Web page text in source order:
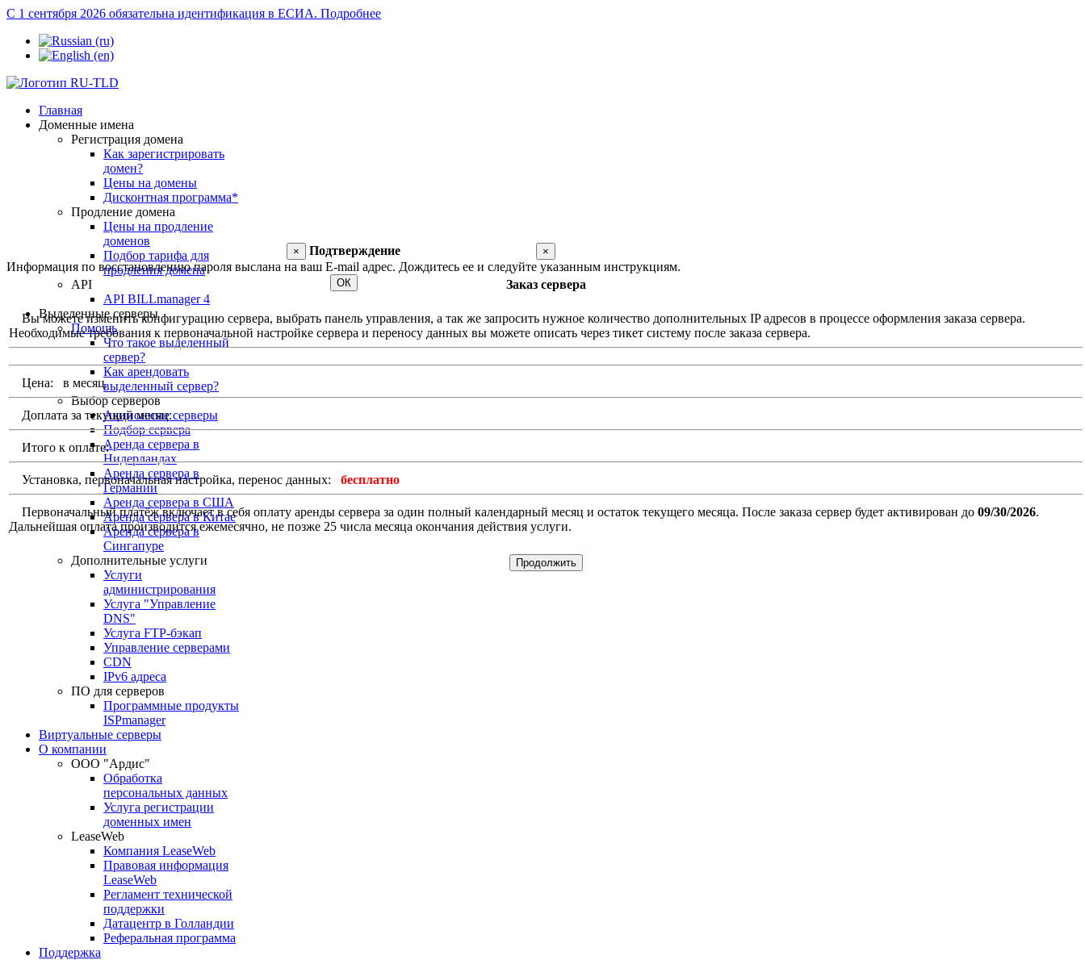
С 1 сентября 2026 обязательна идентификация в ЕСИА. Подробнее
Главная
Доменные имена
Регистрация домена
Как зарегистрировать
домен?
Цены на домены
Дисконтная программа*
Продление домена
Цены на продление
доменов
Подбор тарифа для
продления домена
API
API BILLmanager 4
Выделенные серверы
Помощь
Что такое выделенный
сервер?
Как арендовать
выделенный сервер?
Выбор серверов
Акционные серверы
Подбор сервера
Аренда сервера в
Нидерландах
Аренда сервера в
Германии
Аренда сервера в США
Аренда сервера в Китае
Аренда сервера в
Сингапуре
Дополнительные услуги
Услуги
администрирования
Услуга "Управление
DNS"
Услуга FTP-бэкап
Управление серверами
CDN
IPv6 адреса
ПО для серверов
Программные продукты
ISPmanager
Виртуальные серверы
О компании
ООО "Ардис"
Обработка
персональных данных
Услуга регистрации
доменных имен
LeaseWeb
Компания LeaseWeb
Правовая информация
LeaseWeb
Регламент технической
поддержки
Датацентр в Голландии
Реферальная программа
Поддержка
×
Заказ сервера
Вы можете изменить конфигурацию сервера, выбрать панель управления, а так же запросить нужное количество дополнительных IP адресов в процессе оформления заказа сервера.
Необходимые требования к первоначальной настройке сервера и переносу данных вы можете описать через тикет систему после заказа сервера.
Цена: в месяц
Доплата за текущий месяц:
Итого к оплате:
Установка, первоначальная настройка, перенос данных: бесплатно
Первоначальный платёж включает в себя оплату аренды сервера за один полный календарный месяц и остаток текущего месяца. После заказа сервер будет активирован до 09/30/2026.
Дальнейшая оплата производится ежемесячно, не позже 25 числа месяца окончания действия услуги.
Продолжить
×
Подтверждение
Информация по восстановлению пароля выслана на ваш E-mail адрес. Дождитесь ее и следуйте указанным инструкциям.
ОК